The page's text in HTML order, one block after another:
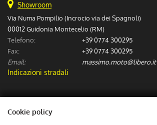
Showroom
Via Numa Pompilio (Incrocio via dei Spagnoli)
00012 Guidonia Montecelio (RM)
Telefono:
+39 0774 300295
Fax:
+39 0774 300295
Email:
massimo.moto@libero.it
Indicazioni stradali
Dati fiscali:
Massimo Moto Sas
Cookie policy